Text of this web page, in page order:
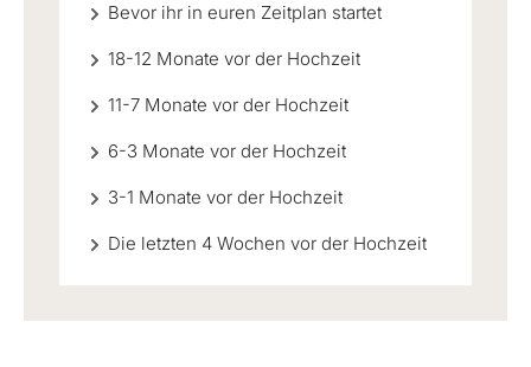
Bevor ihr in euren Zeitplan startet
18-12 Monate vor der Hochzeit
11-7 Monate vor der Hochzeit
6-3 Monate vor der Hochzeit
3-1 Monate vor der Hochzeit
Die letzten 4 Wochen vor der Hochzeit